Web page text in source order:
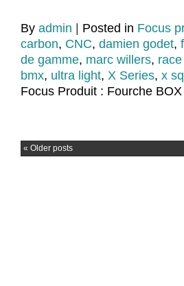
By admin | Posted in Focus
carbon, CNC, damien godet,
de gamme, marc willers,
bmx, ultra light, X Series, x
Focus Produit : Fourche
« Older posts